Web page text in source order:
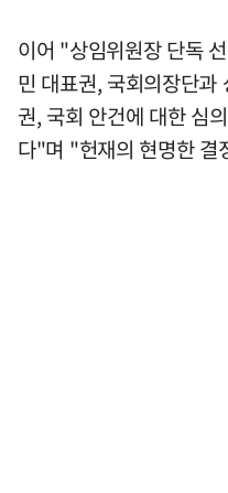
이어 "상임위원장 단독
민 대표권, 국회의장단과
권, 국회 안건에 대한 심
다"며 "헌재의 현명한 결